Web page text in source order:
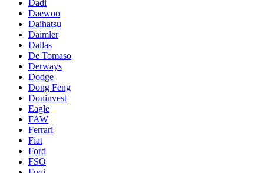
Dadi
Daewoo
Daihatsu
Daimler
Dallas
De Tomaso
Derways
Dodge
Dong Feng
Doninvest
Eagle
FAW
Ferrari
Fiat
Ford
FSO